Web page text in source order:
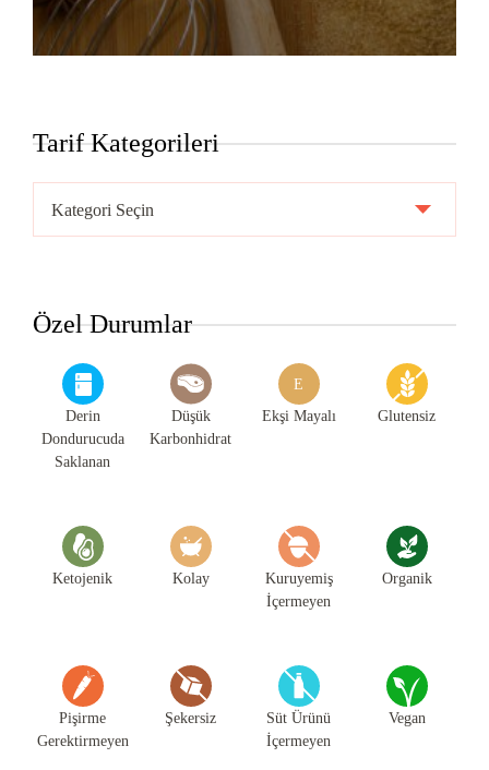
Tarif Kategorileri
Kategorileri
Özel Durumlar
Derin
Dondurucuda
Saklanan
Düşük
Karbonhidrat
E
Ekşi Mayalı Glutensiz
Ketojenik Kolay
Kuruyemiş
İçermeyen
Organik
Pişirme
Gerektirmeyen
Şekersiz
Süt Ürünü
İçermeyen
Vegan